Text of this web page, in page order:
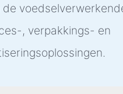
, verpakkings- en